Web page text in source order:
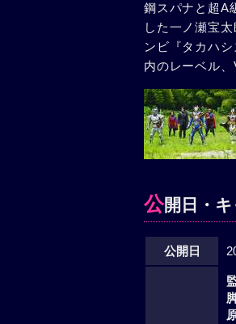
鋼スパナと超A
した一ノ瀬宝
ンビ『タカハ
内のレーベル
公開日・
公開日